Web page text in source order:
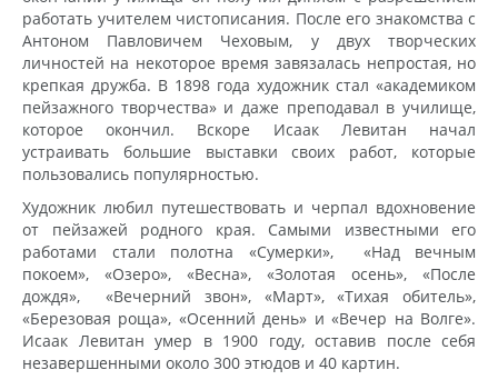
работать учителем чистописания. После его знакомства с
Антоном Павловичем Чеховым, у двух творческих
личностей на некоторое время завязалась непростая, но
крепкая дружба. В 1898 года художник стал «академиком
пейзажного творчества» и даже преподавал в училище,
которое окончил. Вскоре Исаак Левитан начал
устраивать большие выставки своих работ, которые
пользовались популярностью.
Художник любил путешествовать и черпал вдохновение
от пейзажей родного края. Самыми известными его
работами стали полотна «Сумерки», «Над вечным
покоем», «Озеро», «Весна», «Золотая осень», «После
дождя», «Вечерний звон», «Март», «Тихая обитель»,
«Березовая роща», «Осенний день» и «Вечер на Волге».
Исаак Левитан умер в 1900 году, оставив после себя
незавершенными около 300 этюдов и 40 картин.